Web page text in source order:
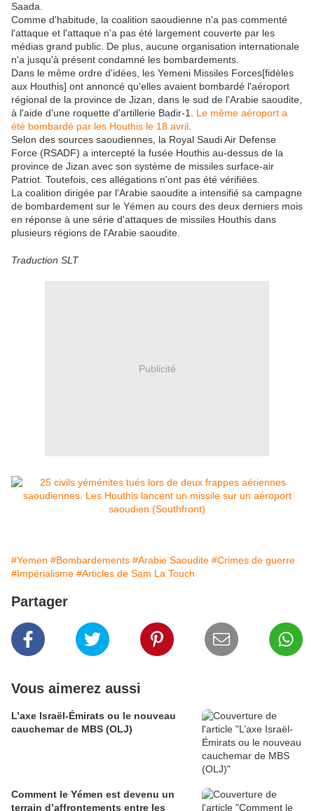
Saada.
Comme d'habitude, la coalition saoudienne n'a pas commenté
l'attaque et l'attaque n'a pas été largement couverte par les
médias grand public. De plus, aucune organisation internationale
n'a jusqu'à présent condamné les bombardements.
Dans le même ordre d'idées, les Yemeni Missiles Forces[fidèles
aux Houthis] ont annoncé qu'elles avaient bombardé l'aéroport
régional de la province de Jizan, dans le sud de l'Arabie saoudite,
à l'aide d'une roquette d'artillerie Badir-1. Le même aéroport a
été bombardé par les Houthis le 18 avril
Selon des sources saoudiennes, la Royal Saudi Air Defense
Force (RSADF) a intercepté la fusée Houthis au-dessus de la
province de Jizan avec son système de missiles surface-air
Patriot. Toutefois, ces allégations n'ont pas été vérifiées.
La coalition dirigée par l'Arabie saoudite a intensifié sa campagne
de bombardement sur le Yémen au cours des deux derniers mois
en réponse à une série d'attaques de missiles Houthis dans
plusieurs régions de l'Arabie saoudite.
Traduction SLT
Publicité
#Yemen #Bombardements #Arabie Saoudite #Crimes de guerre
#Impérialisme #Articles de Sam La Touch
Partager
Vous aimerez aussi
L’axe Israël-Émirats ou le nouveau
cauchemar de MBS (OLJ)
Comment le Yémen est devenu un
terrain d’affrontements entre les